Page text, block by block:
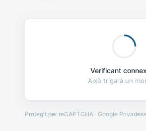
Verificant
Això trigarà un
Protegit per reCAPTCHA · Google Privadesa